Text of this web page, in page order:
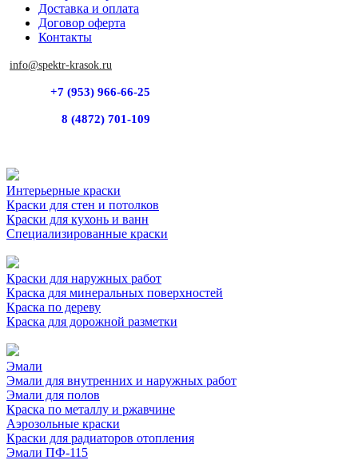
Доставка и оплата
Договор оферта
Контакты
info@spektr-krasok.ru
+7 (953) 966-66-25
8 (4872) 701-109
Интерьерные краски
Краски для стен и потолков
Краски для кухонь и ванн
Специализированные краски
Краски для наружных работ
Краска для минеральных поверхностей
Краска по дереву
Краска для дорожной разметки
Эмали
Эмали для внутренних и наружных работ
Эмали для полов
Краска по металлу и ржавчине
Аэрозольные краски
Краски для радиаторов отопления
Эмали ПФ-115